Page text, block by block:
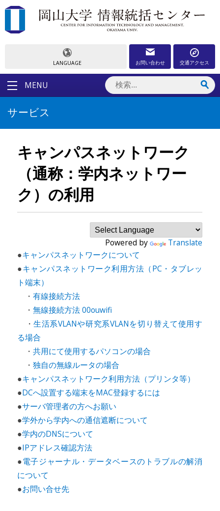
LANGUAGE お問い合わせ 交通アクセス
MENU
サービス
キャンパスネットワーク
（通称：学内ネットワー
ク）の利用
Powered by
Translate
●キャンパスネットワークについて
●キャンパスネットワーク利用方法（PC・タブレッ
ト端末）
・ 有線接続方法
・ 無線接続方法 00ouwifi
・生活系VLANや研究系VLANを切り替えて使用す
る場合
・ 共用にて使用するパソコンの場合
・ 独自の無線ルータの場合
●キャンパスネットワーク利用方法（プリンタ等）
●DCへ設置する端末をMAC登録するには
●サーバ管理者の方へお願い
●学外から学内への通信遮断について
●学内のDNSについて
●IPアドレス確認方法
●電子ジャーナル・データベースのトラブルの解消
について
●お問い合せ先